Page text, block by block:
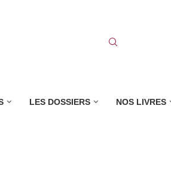
LES DOSSIERS NOS LIVRES